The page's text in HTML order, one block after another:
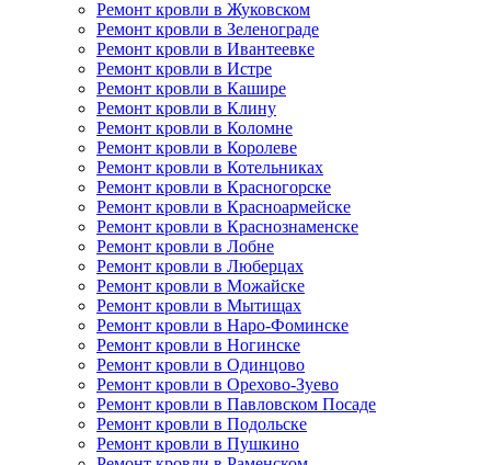
Ремонт кровли в Жуковском
Ремонт кровли в Зеленограде
Ремонт кровли в Ивантеевке
Ремонт кровли в Истре
Ремонт кровли в Кашире
Ремонт кровли в Клину
Ремонт кровли в Коломне
Ремонт кровли в Королеве
Ремонт кровли в Котельниках
Ремонт кровли в Красногорске
Ремонт кровли в Красноармейске
Ремонт кровли в Краснознаменске
Ремонт кровли в Лобне
Ремонт кровли в Люберцах
Ремонт кровли в Можайске
Ремонт кровли в Мытищах
Ремонт кровли в Наро-Фоминске
Ремонт кровли в Ногинске
Ремонт кровли в Одинцово
Ремонт кровли в Орехово-Зуево
Ремонт кровли в Павловском Посаде
Ремонт кровли в Подольске
Ремонт кровли в Пушкино